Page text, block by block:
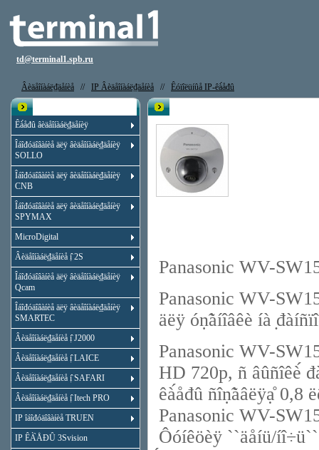
td@terminal1.spb.ru
Âèäåîíàáë₫äåíèå // IP Âèäåîíàáë₫äåíèå // Êóïîëüíûå IP-êà́åđû
Êà́åđû âèäåîíàáë₫äåíèÿ
Îáîđóäîâàíèå äëÿ âèäåîíàáë₫äåíèÿ
SOLLO
Îáîđóäîâàíèå äëÿ âèäåîíàáë₫äåíèÿ
CNB
Îáîđóäîâàíèå äëÿ âèäåîíàáë₫äåíèÿ
SPYMAX
MicroDigital
Âèäåîíàáë₫äåíèå ị̂ 2S
Îáîđóäîâàíèå äëÿ âèäåîíàáë₫äåíèÿ
Qcam
Îáîđóäîâàíèå äëÿ âèäåîíàáë₫äåíèÿ
SMARTEC
Âèäåîíàáë₫äåíèå ị̂ J2000
Âèäåîíàáë₫äåíèå ị̂ LAICE
Âèäåîíàáë₫äåíèå ị̂ SAFARI
Âèäåîíàáë₫äåíèå ị̂ Itech PRO
IP îáîđóäîâàíèå TRUEN
IP ÊÀ̀ÅĐÛ 3Svision
Panasonic WV-
Panasonic WV-
äëÿ óṇ̃àíîâêè íà
Panasonic WV-
HD 720p, ñ âûñîêè́
êà́åđû ñîṇ̃àâëÿạ̊ 0,8
Panasonic WV-
Ôóíêöèÿ ``äåíü/